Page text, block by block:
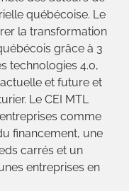
québécoise. Le
la transformation
grâce à 3
technologies 4.0,
et future et
Le CEI MTL
comme
financement, une
carrés et un
entreprises en